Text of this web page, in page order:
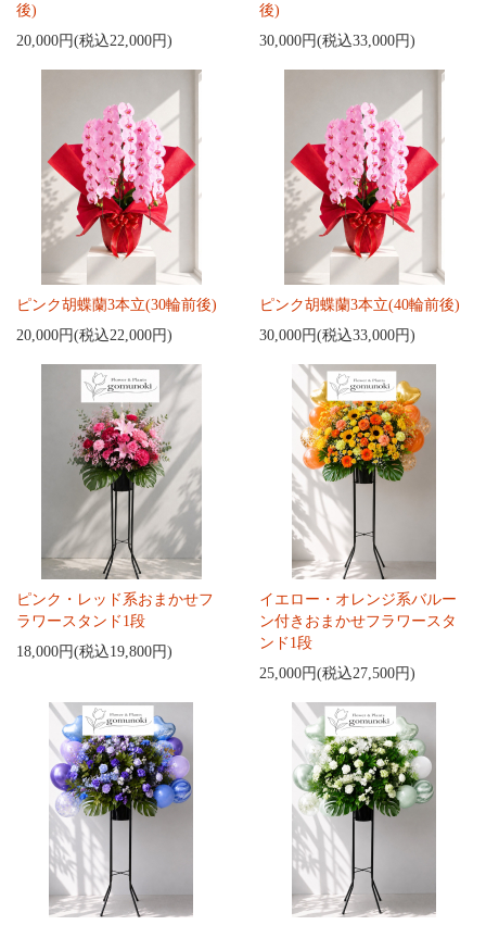
後)
20,000円(税込22,000円)
後)
30,000円(税込33,000円)
ピンク胡蝶蘭3本立(30輪前後)
20,000円(税込22,000円)
ピンク胡蝶蘭3本立(40輪前後)
30,000円(税込33,000円)
ピンク・レッド系おまかせフ
ラワースタンド1段
18,000円(税込19,800円)
イエロー・オレンジ系バルー
ン付きおまかせフラワースタ
ンド1段
25,000円(税込27,500円)